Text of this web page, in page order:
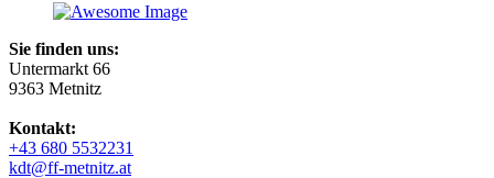
Sie finden uns:
Untermarkt 66
9363 Metnitz
Kontakt:
+43 680 5532231
kdt@ff-metnitz.at